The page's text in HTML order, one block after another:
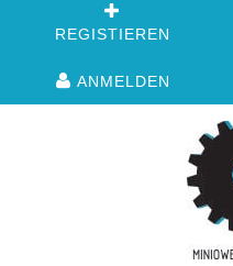
REGISTIEREN
ANMELDEN